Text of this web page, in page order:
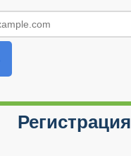
Регистрация